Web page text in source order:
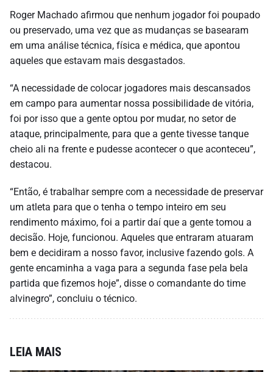
Roger Machado afirmou que nenhum jogador foi poupado
ou preservado, uma vez que as mudanças se basearam
em uma análise técnica, física e médica, que apontou
aqueles que estavam mais desgastados.
“A necessidade de colocar jogadores mais descansados
em campo para aumentar nossa possibilidade de vitória,
foi por isso que a gente optou por mudar, no setor de
ataque, principalmente, para que a gente tivesse tanque
cheio ali na frente e pudesse acontecer o que aconteceu”,
destacou.
“Então, é trabalhar sempre com a necessidade de preservar
um atleta para que o tenha o tempo inteiro em seu
rendimento máximo, foi a partir daí que a gente tomou a
decisão. Hoje, funcionou. Aqueles que entraram atuaram
bem e decidiram a nosso favor, inclusive fazendo gols. A
gente encaminha a vaga para a segunda fase pela bela
partida que fizemos hoje”, disse o comandante do time
alvinegro”, concluiu o técnico.
LEIA MAIS